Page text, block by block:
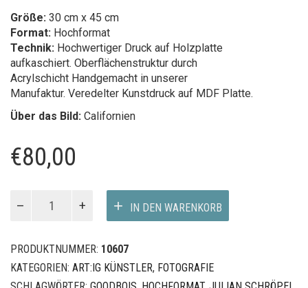
Größe: 30 cm x 45 cm
Format: Hochformat
Technik: Hochwertiger Druck auf Holzplatte
aufkaschiert. Oberflächenstruktur durch
Acrylschicht Handgemacht in unserer
Manufaktur. Veredelter Kunstdruck auf MDF Platte.
Über das Bild: Californien
€80,00
SchröpelCali
Menge
IN DEN WARENKORB
PRODUKTNUMMER: 10607
KATEGORIEN: ART:IG KÜNSTLER, FOTOGRAFIE